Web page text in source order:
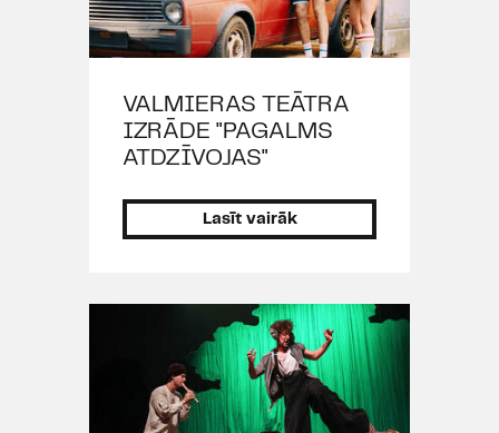
VALMIERAS TEĀTRA
IZRĀDE "PAGALMS
ATDZĪVOJAS"
Lasīt vairāk